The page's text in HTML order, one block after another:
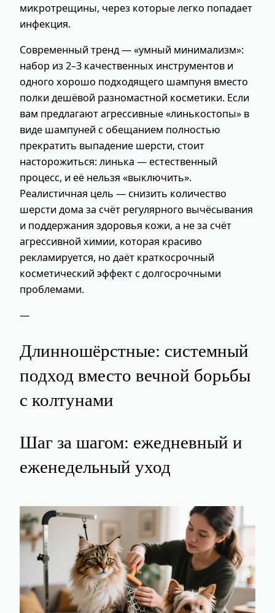
микротрещины, через которые легко попадает
инфекция.
Современный тренд — «умный минимализм»:
набор из 2–3 качественных инструментов и
одного хорошо подходящего шампуня вместо
полки дешёвой разномастной косметики. Если
вам предлагают агрессивные «линькостопы» в
виде шампуней с обещанием полностью
прекратить выпадение шерсти, стоит
насторожиться: линька — естественный
процесс, и её нельзя «выключить».
Реалистичная цель — снизить количество
шерсти дома за счёт регулярного вычёсывания
и поддержания здоровья кожи, а не за счёт
агрессивной химии, которая красиво
рекламируется, но даёт краткосрочный
косметический эффект с долгосрочными
проблемами.
—
Длинношёрстные: системный
подход вместо вечной борьбы
с колтунами
Шаг за шагом: ежедневный и
еженедельный уход